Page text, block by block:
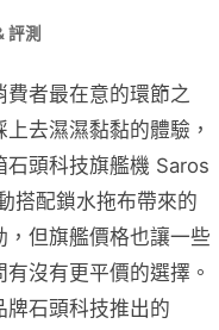
評測
者最在意的環節之
去濕濕黏黏的體驗，
頭科技旗艦機 Saros
搭配鎖水拖布帶來的
，但旗艦價格也讓一些
沒有更平價的選擇。
石頭科技推出的